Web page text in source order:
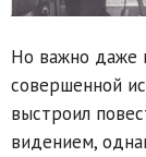
Но важно даже
совершенной
выстроил
видением,